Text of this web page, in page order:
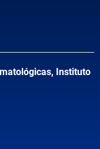
Instituto